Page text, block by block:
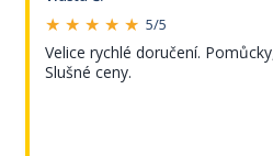
★ ★ ★ ★ ★ 5/5
Velice rychlé doručení.
Slušné ceny.